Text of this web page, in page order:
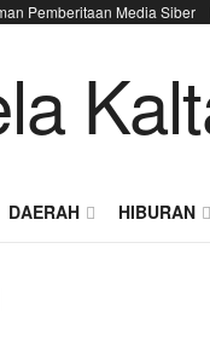
Pemberitaan Media Siber
DAERAH HIBURAN